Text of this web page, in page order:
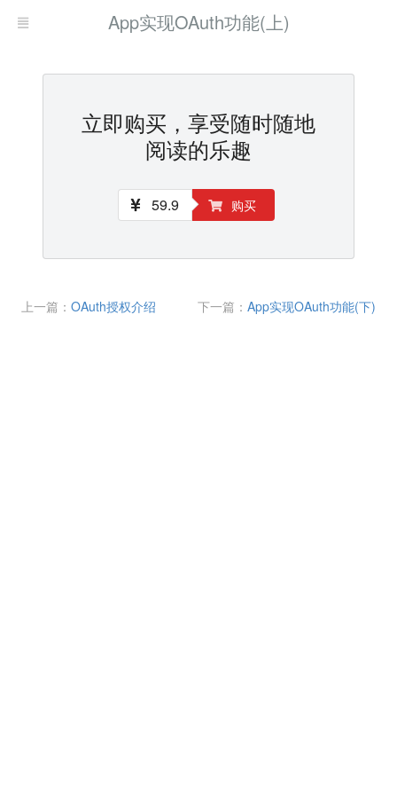
App实现OAuth功能(上)
立即购买，享受随时随地
阅读的乐趣
59.9 购买
上一篇： OAuth授权介绍 下一篇： App实现OAuth功能(下)